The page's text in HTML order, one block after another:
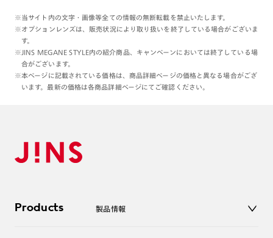
※当サイト内の文字・画像等全ての情報の無断転載を禁止いたします。
※オプションレンズは、販売状況により取り扱いを終了している場合がございま
す。
※JINS MEGANE STYLE内の紹介商品、キャンペーンにおいては終了している場
合がございます。
※本ページに記載されている価格は、商品詳細ページの価格と異なる場合がござ
います。最新の価格は各商品詳細ページにてご確認ください。
Products 製品情報